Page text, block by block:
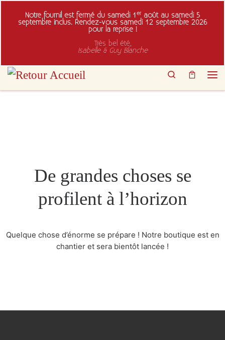
Notre fournil est fermé du samedi 1 eraoût au samedi 5
septembre inclus. Rendez-vous samedi 12 septembre 2026
pour la reprise !
Très bel été,
Isabelle & Guy Blanche
Passer au contenu
Search
De grandes choses se
profilent à l’horizon
Quelque chose d’énorme se prépare ! Notre boutique est en
chantier et sera bientôt lancée !